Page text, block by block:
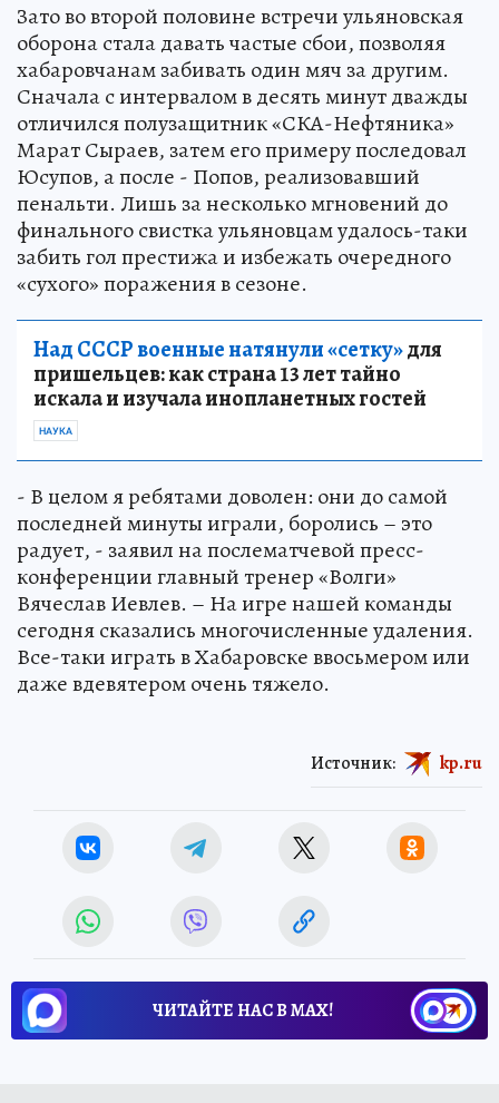
Зато во второй половине встречи ульяновская
оборона стала давать частые сбои, позволяя
хабаровчанам забивать один мяч за другим.
Сначала с интервалом в десять минут дважды
отличился полузащитник «СКА-Нефтяника»
Марат Сыраев, затем его примеру последовал
Юсупов, а после - Попов, реализовавший
пенальти. Лишь за несколько мгновений до
финального свистка ульяновцам удалось-таки
забить гол престижа и избежать очередного
«сухого» поражения в сезоне.
Над СССР военные натянули «сетку»для
пришельцев: как страна 13 лет тайно
искала и изучала инопланетных гостей
НАУКА
- В целом я ребятами доволен: они до самой
последней минуты играли, боролись – это
радует, - заявил на послематчевой пресс-
конференции главный тренер «Волги»
Вячеслав Иевлев. – На игре нашей команды
сегодня сказались многочисленные удаления.
Все-таки играть в Хабаровске ввосьмером или
даже вдевятером очень тяжело.
Источник: kp.ru
ЧИТАЙТЕ НАС В МАХ!